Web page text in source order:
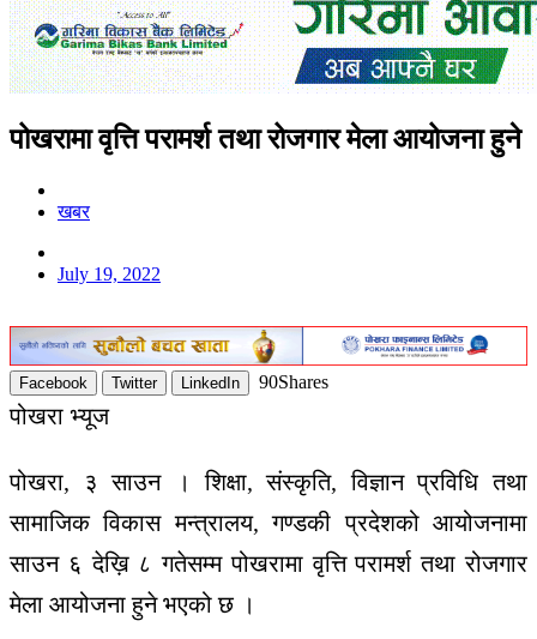
पोखरामा वृत्ति परामर्श तथा रोजगार मेला आयोजना हुने
खबर
July 19, 2022
Facebook Twitter LinkedIn 90Shares
पोखरा भ्यूज
पोखरा, ३ साउन । शिक्षा,संस्कृति,विज्ञान प्रविधि तथा
सामाजिक विकास मन्त्रालय,गण्डकी प्रदेशको आयोजनामा
साउन ६ देख़ि ८ गतेसम्म पोखरामा वृत्ति परामर्श तथा रोजगार
मेला आयोजना हुने भएको छ ।